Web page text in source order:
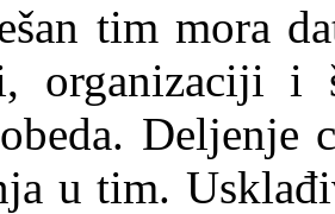
tim mora
organizaciji i
u tim.